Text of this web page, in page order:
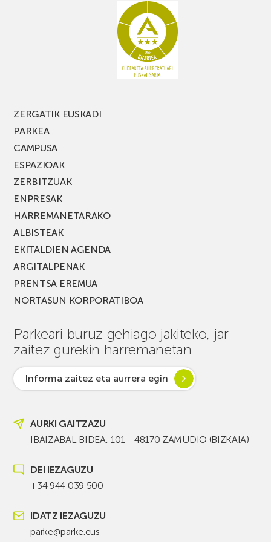
ZERGATIK EUSKADI
PARKEA
CAMPUSA
ESPAZIOAK
ZERBITZUAK
ENPRESAK
HARREMANETARAKO
ALBISTEAK
EKITALDIEN AGENDA
ARGITALPENAK
PRENTSA EREMUA
NORTASUN KORPORATIBOA
Parkeari buruz gehiago jakiteko, jar
zaitez gurekin harremanetan
Informa zaitez eta aurrera egin
AURKI GAITZAZU
IBAIZABAL BIDEA, 101 - 48170 ZAMUDIO (BIZKAIA)
DEI IEZAGUZU
+34 944 039 500
IDATZ IEZAGUZU
parke@parke.eus